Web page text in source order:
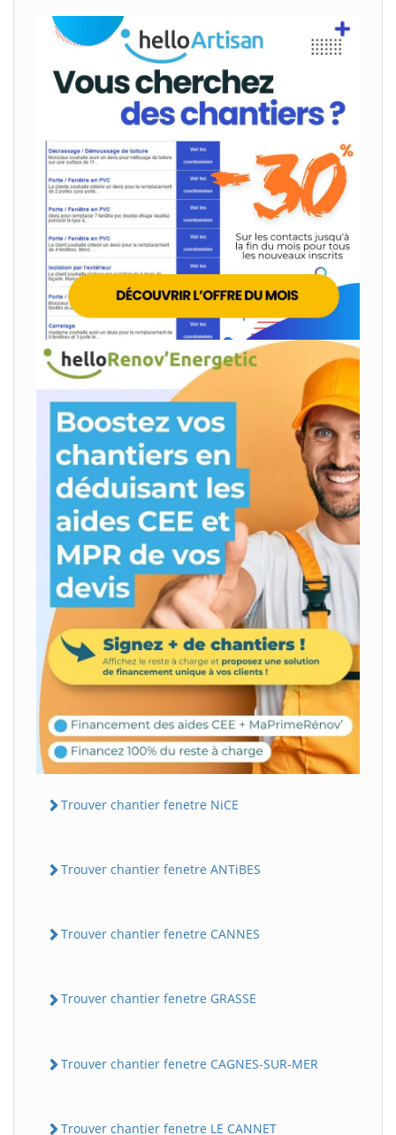
Trouver chantier fenetre NiCE
Trouver chantier fenetre ANTiBES
Trouver chantier fenetre CANNES
Trouver chantier fenetre GRASSE
Trouver chantier fenetre CAGNES-SUR-MER
Trouver chantier fenetre LE CANNET